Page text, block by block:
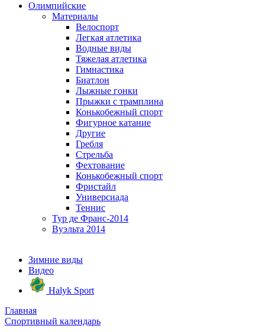
Олимпийские
Материалы
Велоспорт
Легкая атлетика
Водные виды
Тяжелая атлетика
Гимнастика
Биатлон
Лыжные гонки
Прыжки с трамплина
Конькобежный спорт
Фигурное катание
Другие
Гребля
Стрельба
Фехтование
Конькобежный спорт
Фристайл
Универсиада
Теннис
Тур де Франс-2014
Вуэльта 2014
Зимние виды
Видео
Halyk Sport
Главная
Спортивный календарь